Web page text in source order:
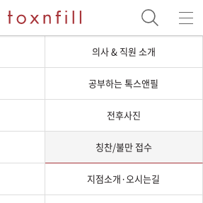
의사 & 직원 소개
공부하는 톡스앤필
전후사진
칭찬/불만 접수
지점소개·오시는길